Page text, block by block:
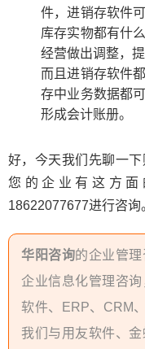
件，进销存软件
库存实物都有什
经营做出调整，提
而且进销存软件
存中业务数据都
形成会计账册。
好，今天我们先聊一
您的企业有这方
18622077677进行咨询
华阳咨询的企业管
企业信息化管理咨
软件、ERP、CRM
我们与用友软件、